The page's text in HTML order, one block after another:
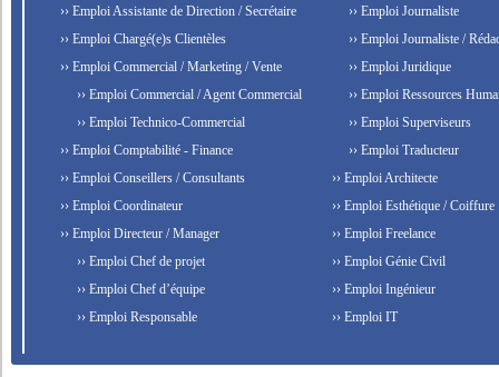
›› Emploi Assistante de Direction / Secrétaire
›› Emploi Chargé(e)s Clientèles
›› Emploi Commercial / Marketing / Vente
›› Emploi Commercial / Agent Commercial
›› Emploi Technico-Commercial
›› Emploi Comptabilité - Finance
›› Emploi Conseillers / Consultants
›› Emploi Coordinateur
›› Emploi Directeur / Manager
›› Emploi Chef de projet
›› Emploi Chef d’équipe
›› Emploi Responsable
›› Emploi Journaliste
›› Emploi Journaliste /
›› Emploi Juridique
›› Emploi Ressources
›› Emploi Superviseurs
›› Emploi Traducteur
›› Emploi Architecte
›› Emploi Esthétique / Coiffure
›› Emploi Freelance
›› Emploi Génie Civil
›› Emploi Ingénieur
›› Emploi IT